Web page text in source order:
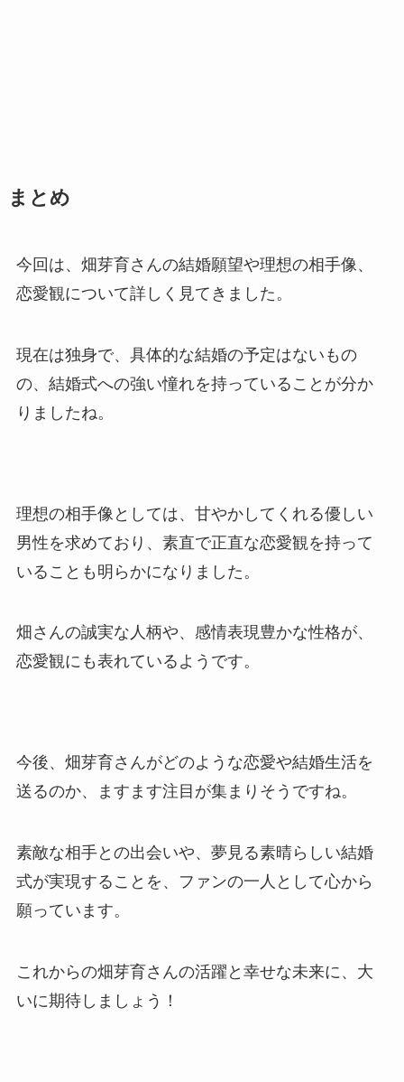
まとめ
今回は、畑芽育さんの結婚願望や理想の相手像、
恋愛観について詳しく見てきました。
現在は独身で、具体的な結婚の予定はないもの
の、結婚式への強い憧れを持っていることが分か
りましたね。
理想の相手像としては、甘やかしてくれる優しい
男性を求めており、素直で正直な恋愛観を持って
いることも明らかになりました。
畑さんの誠実な人柄や、感情表現豊かな性格が、
恋愛観にも表れているようです。
今後、畑芽育さんがどのような恋愛や結婚生活を
送るのか、ますます注目が集まりそうですね。
素敵な相手との出会いや、夢見る素晴らしい結婚
式が実現することを、ファンの一人として心から
願っています。
これからの畑芽育さんの活躍と幸せな未来に、大
いに期待しましょう！